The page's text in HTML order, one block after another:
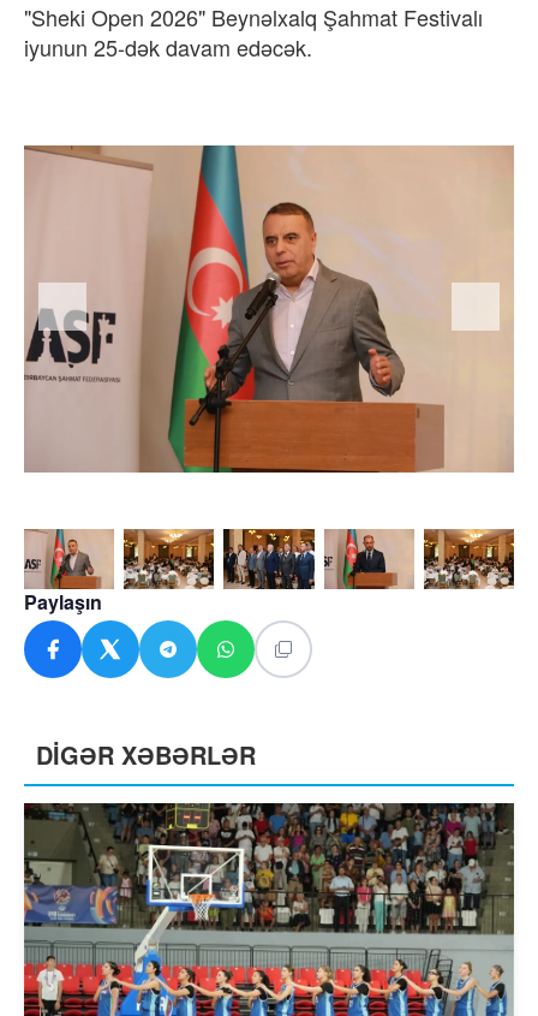
"Sheki Open 2026" Beynəlxalq Şahmat Festivalı
iyunun 25-dək davam edəcək.
Paylaşın
DİGƏR XƏBƏRLƏR